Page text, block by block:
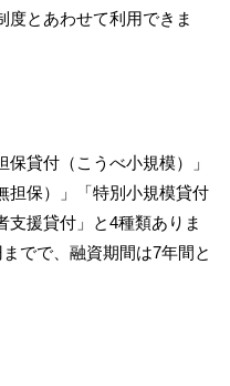
度とあわせて利用できま
貸付（こうべ小規模）」
担保）」「特別小規模貸付
支援貸付」と4種類ありま
でで、融資期間は7年間と